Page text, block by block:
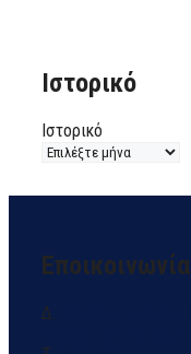
Ιστορικό
Ιστορικό
Εποικοινωνία
Δ.